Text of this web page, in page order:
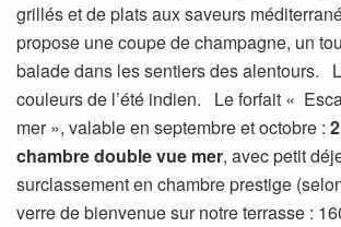
grillés et de plats aux saveurs
propose une coupe de champagne, un
balade dans les sentiers des alentours.
couleurs de l’été indien. Le forfait «
mer », valable en septembre et octobre :
chambre double vue mer, avec petit
surclassement en chambre prestige
verre de bienvenue sur notre terrasse :